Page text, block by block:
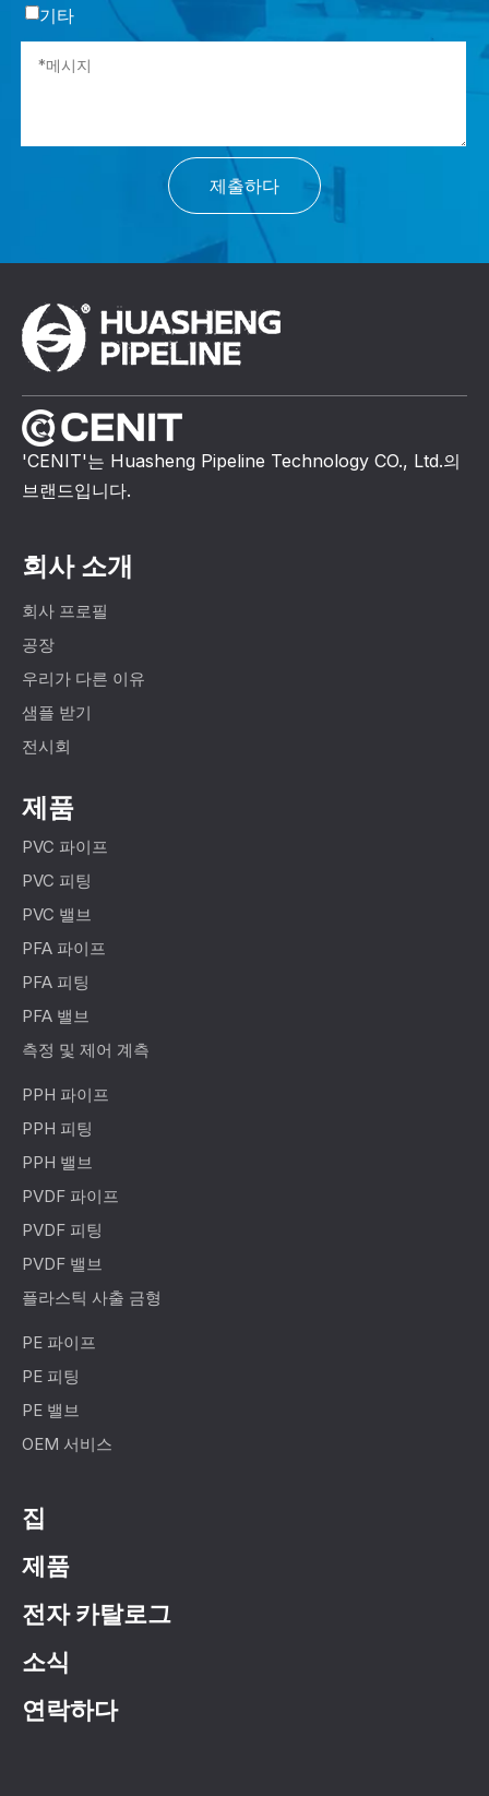
기타
제출하다
'CENIT'는 Huasheng Pipeline Technology CO., Ltd.의
브랜드입니다.
회사 소개
회사 프로필
공장
우리가 다른 이유
샘플 받기
전시회
제품
PVC 파이프
PVC 피팅
PVC 밸브
PFA 파이프
PFA 피팅
PFA 밸브
측정 및 제어 계측
PPH 파이프
PPH 피팅
PPH 밸브
PVDF 파이프
PVDF 피팅
PVDF 밸브
플라스틱 사출 금형
PE 파이프
PE 피팅
PE 밸브
OEM 서비스
집
제품
전자 카탈로그
소식
연락하다